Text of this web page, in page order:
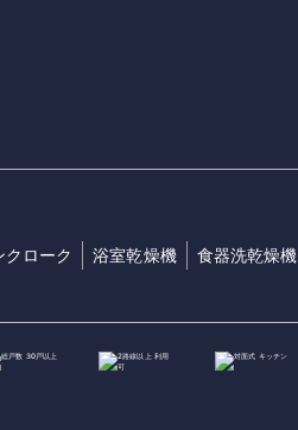
クローク 浴室乾燥機 食器洗乾燥機